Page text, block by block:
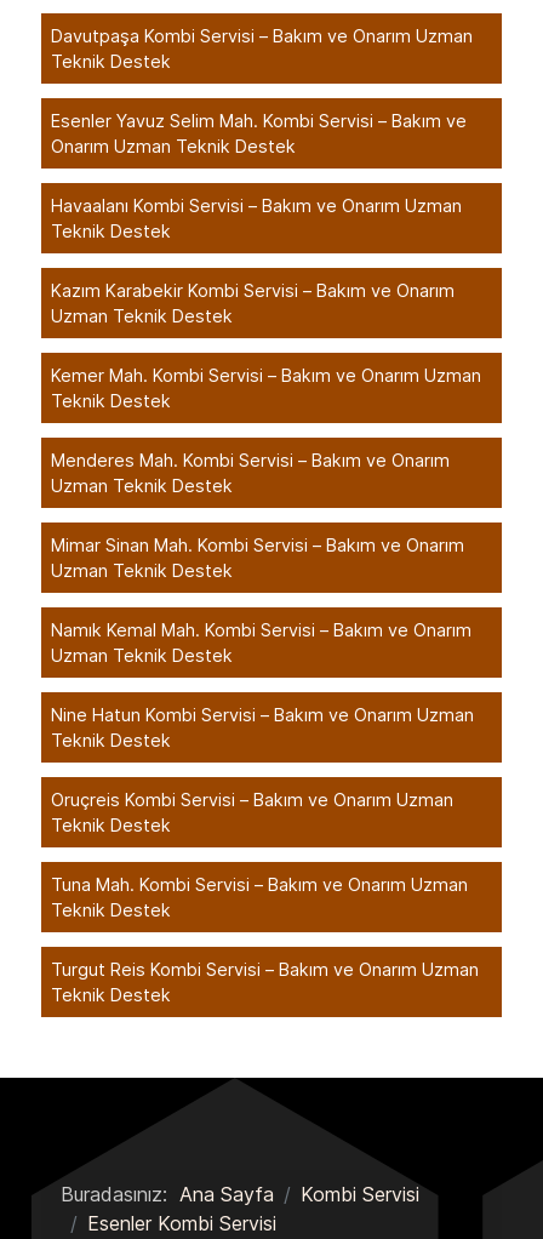
Davutpaşa Kombi Servisi – Bakım ve Onarım Uzman
Teknik Destek
Esenler Yavuz Selim Mah. Kombi Servisi – Bakım ve
Onarım Uzman Teknik Destek
Havaalanı Kombi Servisi – Bakım ve Onarım Uzman
Teknik Destek
Kazım Karabekir Kombi Servisi – Bakım ve Onarım
Uzman Teknik Destek
Kemer Mah. Kombi Servisi – Bakım ve Onarım Uzman
Teknik Destek
Menderes Mah. Kombi Servisi – Bakım ve Onarım
Uzman Teknik Destek
Mimar Sinan Mah. Kombi Servisi – Bakım ve Onarım
Uzman Teknik Destek
Namık Kemal Mah. Kombi Servisi – Bakım ve Onarım
Uzman Teknik Destek
Nine Hatun Kombi Servisi – Bakım ve Onarım Uzman
Teknik Destek
Oruçreis Kombi Servisi – Bakım ve Onarım Uzman
Teknik Destek
Tuna Mah. Kombi Servisi – Bakım ve Onarım Uzman
Teknik Destek
Turgut Reis Kombi Servisi – Bakım ve Onarım Uzman
Teknik Destek
Buradasınız: Ana Sayfa
Kombi Servisi
Esenler Kombi Servisi